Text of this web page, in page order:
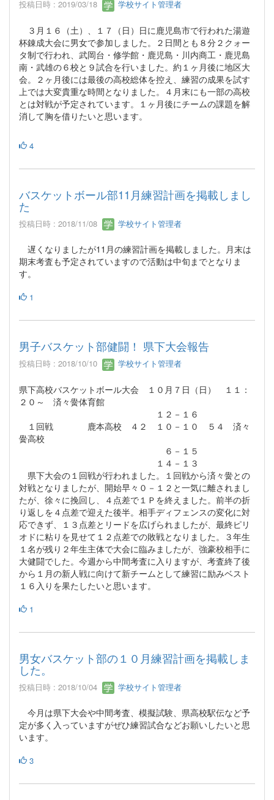
投稿日時 : 2019/03/18 学校サイト管理者
３月１６（土）、１７（日）日に鹿児島市で行われた湯遊
杯錬成大会に男女で参加しました。２日間とも８分２クォー
タ制で行われ、武岡台・修学館・鹿児島・川内商工・鹿児島
南・武雄の６校と９試合を行いました。約１ヶ月後に地区大
会。２ヶ月後には最後の高校総体を控え、練習の成果を試す
上では大変貴重な時間となりました。４月末にも一部の高校
とは対戦が予定されています。１ヶ月後にチームの課題を解
消して胸を借りたいと思います。
4
バスケットボール部11月練習計画を掲載しまし
た
投稿日時 : 2018/11/08 学校サイト管理者
遅くなりましたが11月の練習計画を掲載しました。月末は
期末考査も予定されていますので活動は中旬までとなりま
す。
1
男子バスケット部健闘！ 県下大会報告
投稿日時 : 2018/10/10 学校サイト管理者
県下高校バスケットボール大会 １０月７日（日） １１：
２０～ 済々黌体育館
１２－１６
１回戦 鹿本高校 ４２ １０－１０ ５４ 済々
黌高校
６－１５
１４－１３
県下大会の１回戦が行われました。１回戦から済々黌との
対戦となりましたが、開始早々０－１２と一気に離されまし
たが、徐々に挽回し、４点差で１Ｐを終えました。前半の折
り返しを４点差で迎えた後半。相手ディフェンスの変化に対
応できず、１３点差とリードを広げられましたが、最終ピリ
オドに粘りを見せて１２点差での敗戦となりました。３年生
１名が残り２年生主体で大会に臨みましたが、強豪校相手に
大健闘でした。今週から中間考査に入りますが、考査終了後
から１月の新人戦に向けて新チームとして練習に励みベスト
１６入りを果たしたいと思います。
1
男女バスケット部の１０月練習計画を掲載しま
した。
投稿日時 : 2018/10/04 学校サイト管理者
今月は県下大会や中間考査、模擬試験、県高校駅伝など予
定が多く入っていますがぜひ練習試合などお願いしたいと思
います。
3